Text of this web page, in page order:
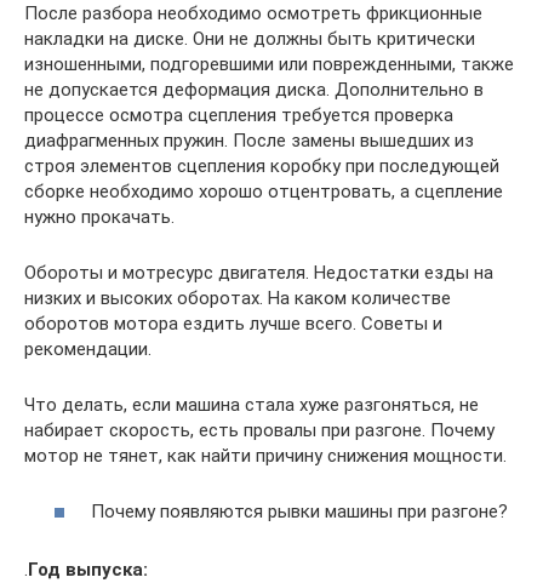
После разбора необходимо осмотреть фрикционные
накладки на диске. Они не должны быть критически
изношенными, подгоревшими или поврежденными, также
не допускается деформация диска. Дополнительно в
процессе осмотра сцепления требуется проверка
диафрагменных пружин. После замены вышедших из
строя элементов сцепления коробку при последующей
сборке необходимо хорошо отцентровать, а сцепление
нужно прокачать.
Обороты и мотресурс двигателя. Недостатки езды на
низких и высоких оборотах. На каком количестве
оборотов мотора ездить лучше всего. Советы и
рекомендации.
Что делать, если машина стала хуже разгоняться, не
набирает скорость, есть провалы при разгоне. Почему
мотор не тянет, как найти причину снижения мощности.
Почему появляются рывки машины при разгоне?
.Год выпуска: